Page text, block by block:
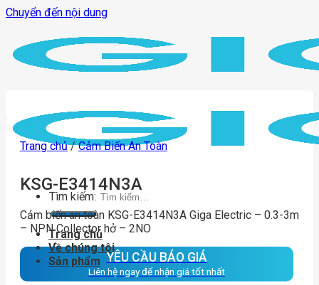
Chuyển đến nội dung
Tìm kiếm:
Trang chủ
Về chúng tôi
Sản phẩm
Trang chủ / Cảm Biến An Toàn
KSG-E3414N3A
Cảm biến an toàn KSG-E3414N3A Giga Electric – 0.3-3m
– NPN Collector hở – 2NO
YÊU CẦU BÁO GIÁ
Liên hệ ngay để nhận giá tốt nhất